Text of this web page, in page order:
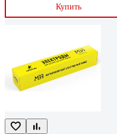
Купить